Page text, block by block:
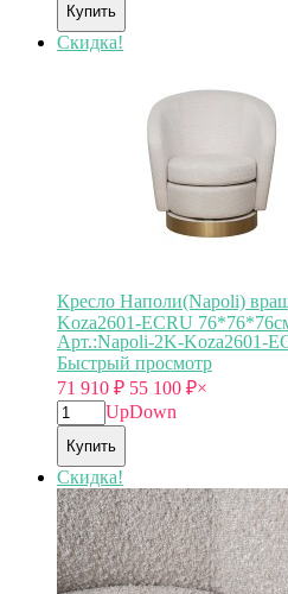
Купить
Скидка!
Кресло Наполи(Napoli)
Koza2601-ECRU
Арт.:Napoli-2K-Koza2601-
Быстрый просмотр
71 910 ₽ 55 100 ₽×
UpDown
Купить
Скидка!